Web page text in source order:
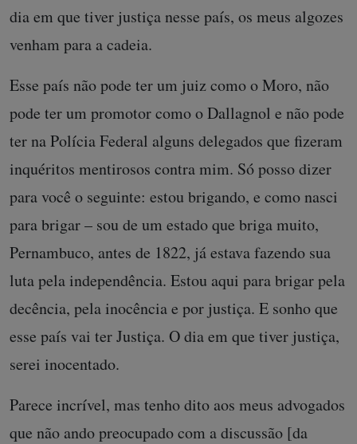
dia em que tiver justiça nesse país, os meus algozes
venham para a cadeia.
Esse país não pode ter um juiz como o Moro, não
pode ter um promotor como o Dallagnol e não pode
ter na Polícia Federal alguns delegados que fizeram
inquéritos mentirosos contra mim. Só posso dizer
para você o seguinte: estou brigando, e como nasci
para brigar – sou de um estado que briga muito,
Pernambuco, antes de 1822, já estava fazendo sua
luta pela independência. Estou aqui para brigar pela
decência, pela inocência e por justiça. E sonho que
esse país vai ter Justiça. O dia em que tiver justiça,
serei inocentado.
Parece incrível, mas tenho dito aos meus advogados
que não ando preocupado com a discussão [da